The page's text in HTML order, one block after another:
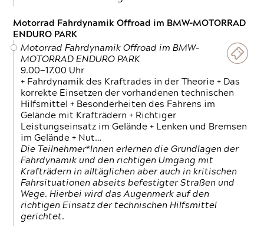
Motorrad Fahrdynamik Offroad im BMW-MOTORRAD
ENDURO PARK
Motorrad Fahrdynamik Offroad im BMW-
MOTORRAD ENDURO PARK
9.00—17.00 Uhr
+ Fahrdynamik des Kraftrades in der Theorie + Das
korrekte Einsetzen der vorhandenen technischen
Hilfsmittel + Besonderheiten des Fahrens im
Gelände mit Krafträdern + Richtiger
Leistungseinsatz im Gelände + Lenken und Bremsen
im Gelände + Nut…
Die Teilnehmer*Innen erlernen die Grundlagen der
Fahrdynamik und den richtigen Umgang mit
Krafträdern in alltäglichen aber auch in kritischen
Fahrsituationen abseits befestigter Straßen und
Wege. Hierbei wird das Augenmerk auf den
richtigen Einsatz der technischen Hilfsmittel
gerichtet.